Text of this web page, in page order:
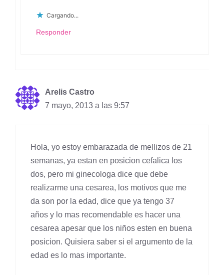
Cargando...
Responder
Arelis Castro
7 mayo, 2013 a las 9:57
Hola, yo estoy embarazada de mellizos de 21
semanas, ya estan en posicion cefalica los
dos, pero mi ginecologa dice que debe
realizarme una cesarea, los motivos que me
da son por la edad, dice que ya tengo 37
años y lo mas recomendable es hacer una
cesarea apesar que los niños esten en buena
posicion. Quisiera saber si el argumento de la
edad es lo mas importante.